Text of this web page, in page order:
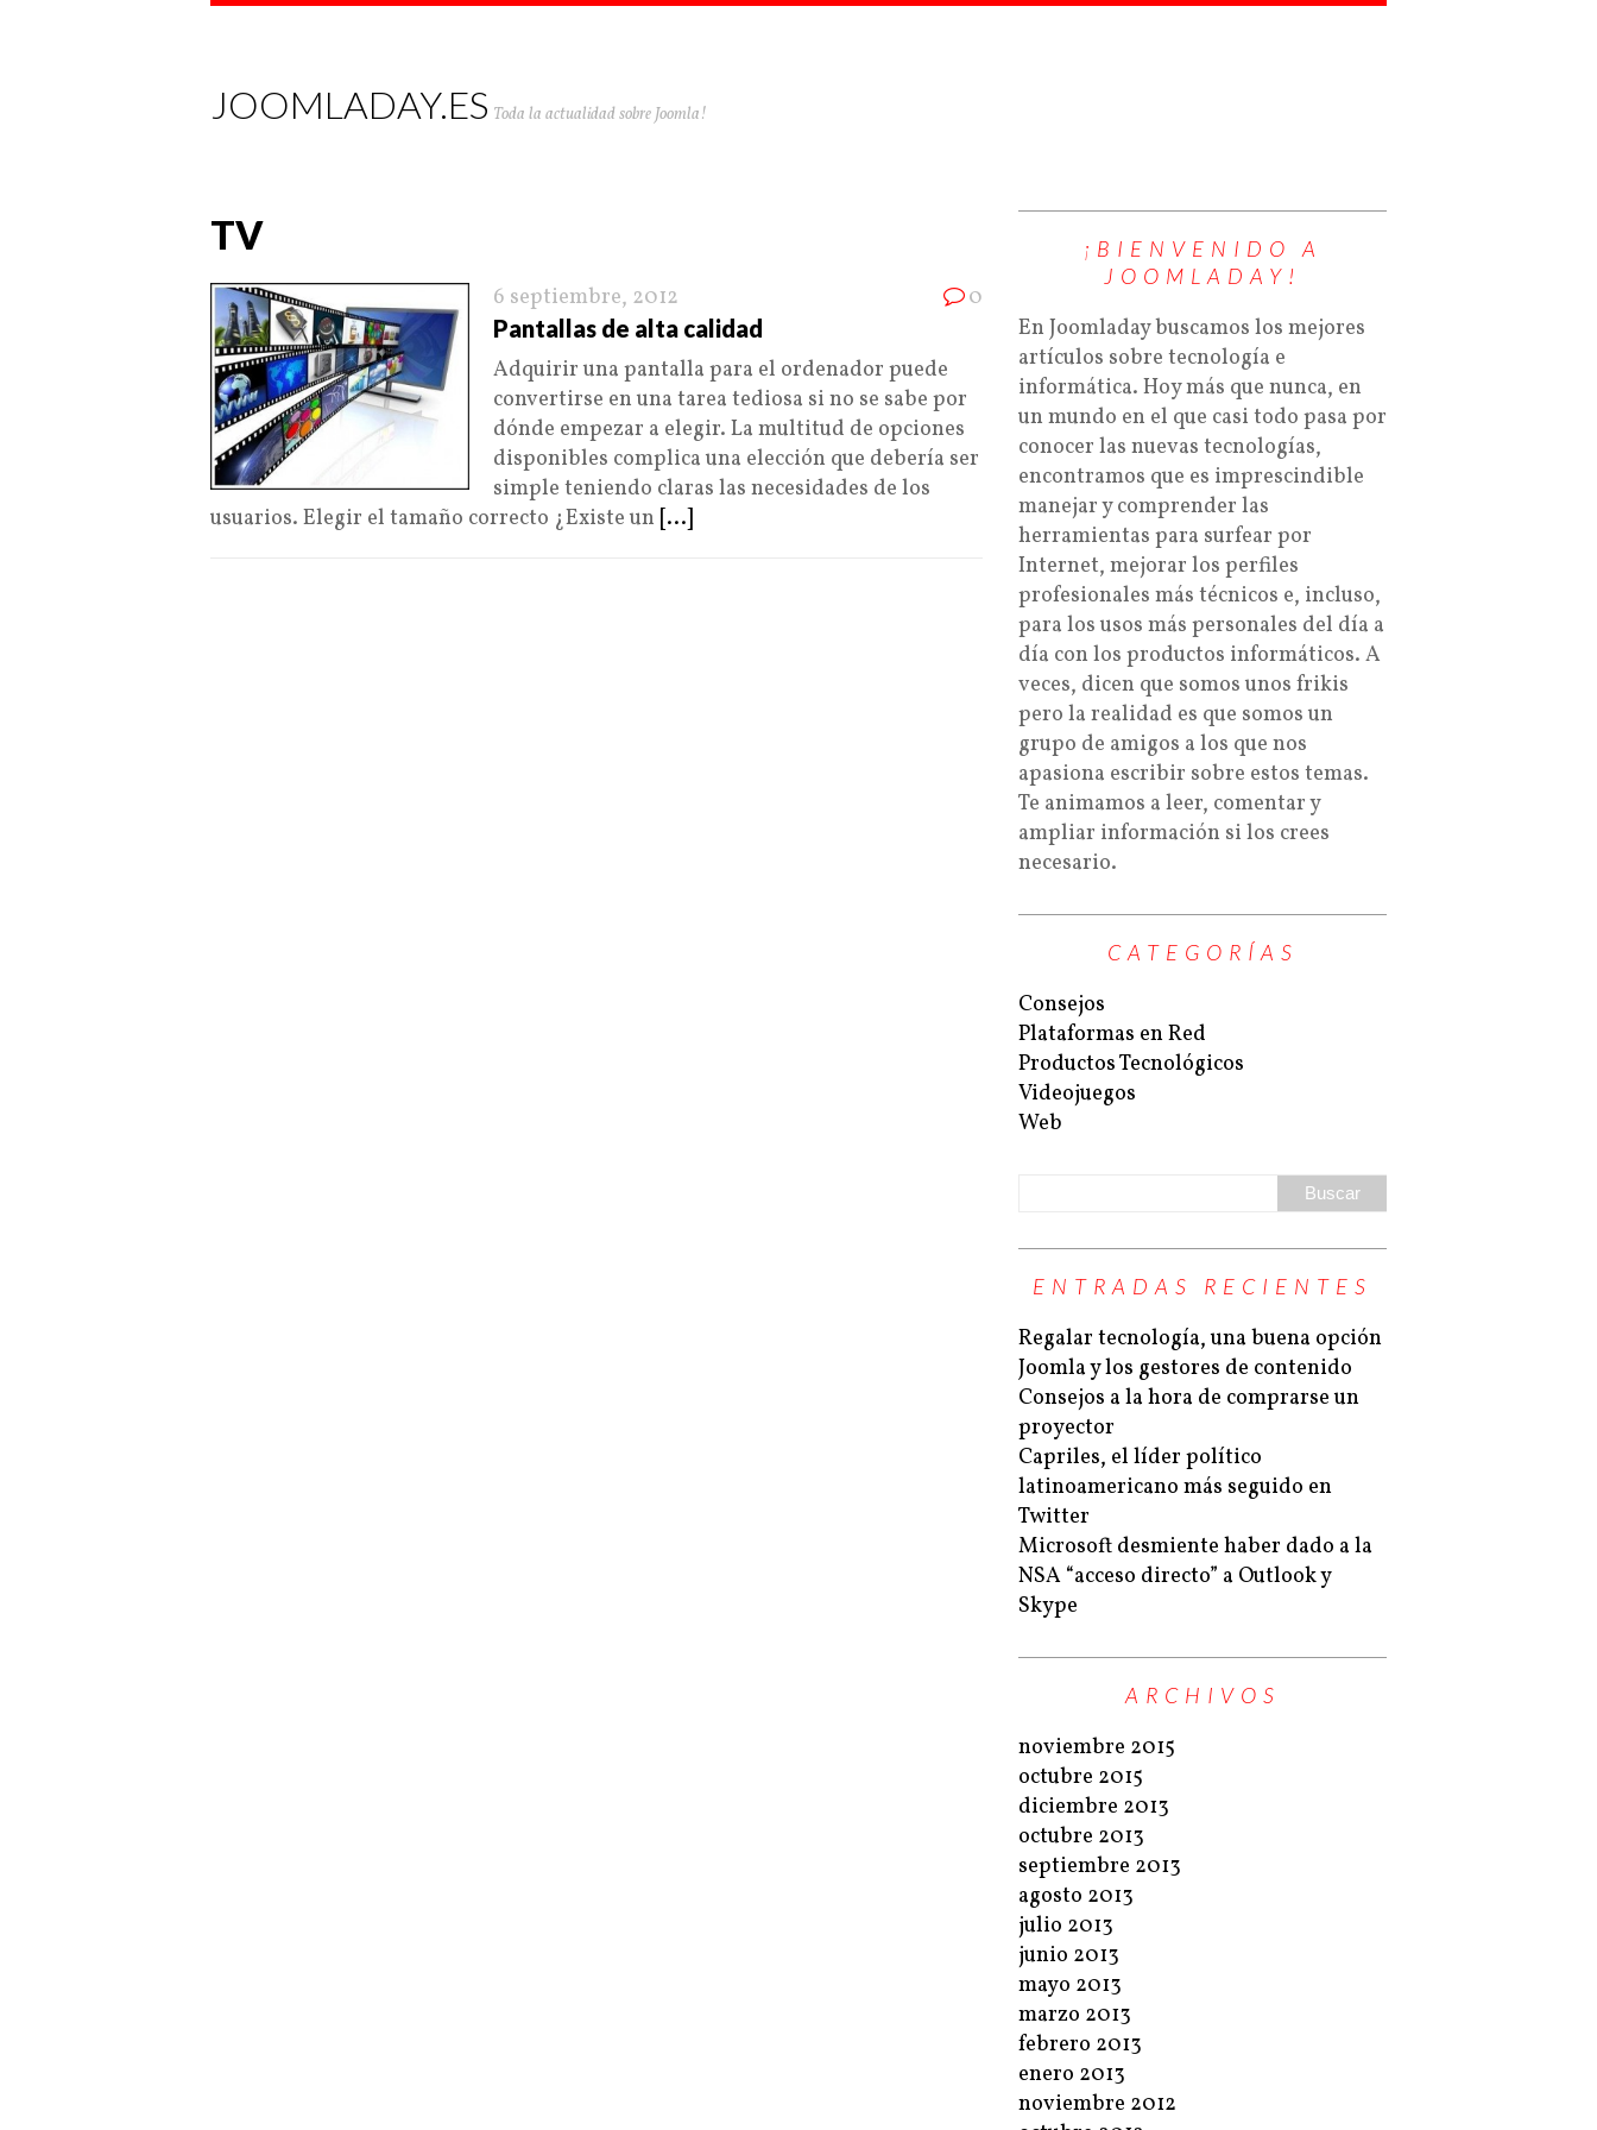
JOOMLADAY.ES Toda la actualidad sobre Joomla!
TV
6 septiembre, 2012 0
Pantallas de alta calidad
Adquirir una pantalla para el ordenador puede
convertirse en una tarea tediosa si no se sabe por
dónde empezar a elegir. La multitud de opciones
disponibles complica una elección que debería ser
simple teniendo claras las necesidades de los
usuarios. Elegir el tamaño correcto ¿Existe un [...]
¡BIENVENIDO A
JOOMLADAY!
En Joomladay buscamos los mejores
artículos sobre tecnología e
informática. Hoy más que nunca, en
un mundo en el que casi todo pasa por
conocer las nuevas tecnologías,
encontramos que es imprescindible
manejar y comprender las
herramientas para surfear por
Internet, mejorar los perfiles
profesionales más técnicos e, incluso,
para los usos más personales del día a
día con los productos informáticos. A
veces, dicen que somos unos frikis
pero la realidad es que somos un
grupo de amigos a los que nos
apasiona escribir sobre estos temas.
Te animamos a leer, comentar y
ampliar información si los crees
necesario.
CATEGORÍAS
Consejos
Plataformas en Red
Productos Tecnológicos
Videojuegos
Web
ENTRADAS RECIENTES
Regalar tecnología, una buena opción
Joomla y los gestores de contenido
Consejos a la hora de comprarse un
proyector
Capriles, el líder político
latinoamericano más seguido en
Twitter
Microsoft desmiente haber dado a la
NSA “acceso directo” a Outlook y
Skype
ARCHIVOS
noviembre 2015
octubre 2015
diciembre 2013
octubre 2013
septiembre 2013
agosto 2013
julio 2013
junio 2013
mayo 2013
marzo 2013
febrero 2013
enero 2013
noviembre 2012